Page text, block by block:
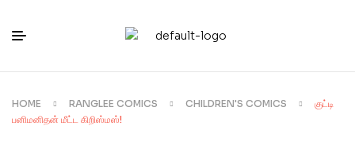
HOME RANGLEE COMICS CHILDREN'S COMICS
குட்டி
பனிமனிதன் மீட்ட கிறிஸ்மஸ்!